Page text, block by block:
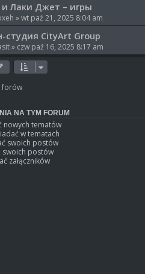
Лаки Джет – игры
» wt paź 21, 2025 8:04 am
студия CityArt Group
» czw paź 16, 2025 8:17 am
forów
NA TYM FORUM
nowych tematów
w tematach
swoich postów
swoich postów
załączników